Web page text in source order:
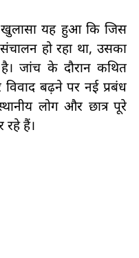
यह हुआ कि जिस
हो रहा था, उसका
है। जांच के दौरान कथित
बढ़ने पर नई प्रबंध
लोग और छात्र पूरे
रहे हैं।